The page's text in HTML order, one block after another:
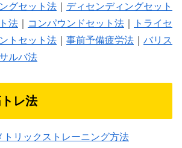
グセット法
ディセンディングセット
法 コンパウンドセット法
トライセ
トセット法 事前予備疲労法
バリス
ルバ法
レ法
トリックストレーニング方法